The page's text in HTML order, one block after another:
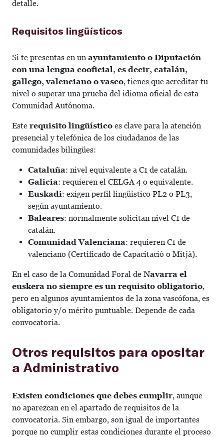
detalle.
Requisitos lingüísticos
Si te presentas en un ayuntamiento o Diputación
con una lengua cooficial, es decir, catalán,
gallego, valenciano o vasco, tienes que acreditar tu
nivel o superar una prueba del idioma oficial de esta
Comunidad Autónoma.
Este requisito lingüístico es clave para la atención
presencial y telefónica de los ciudadanos de las
comunidades bilingües:
Cataluña: nivel equivalente a C1 de catalán.
Galicia: requieren el CELGA 4 o equivalente.
Euskadi: exigen perfil lingüístico PL2 o PL3,
según ayuntamiento.
Baleares: normalmente solicitan nivel C1 de
catalán.
Comunidad Valenciana: requieren C1 de
valenciano (Certificado de Capacitació o Mitjà).
En el caso de la Comunidad Foral de Navarra el
euskera no siempre es un requisito obligatorio,
pero en algunos ayuntamientos de la zona vascófona, es
obligatorio y/o mérito puntuable. Depende de cada
convocatoria.
Otros requisitos para opositar
a Administrativo
Existen condiciones que debes cumplir, aunque
no aparezcan en el apartado de requisitos de la
convocatoria. Sin embargo, son igual de importantes
porque no cumplir estas condiciones durante el proceso